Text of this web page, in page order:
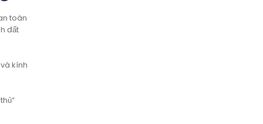
toàn
đất
kính